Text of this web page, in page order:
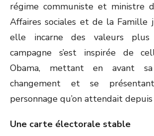
régime communiste et ministre
Affaires sociales et de la Famille
elle incarne des valeurs plus
campagne s’est inspirée de
Obama, mettant en avant
changement et se
personnage qu’on attendait
Une carte électorale stable